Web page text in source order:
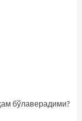
бўлаверадими?